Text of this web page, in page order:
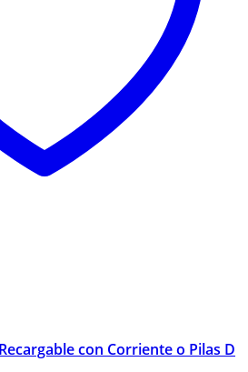
con Corriente o Pilas D